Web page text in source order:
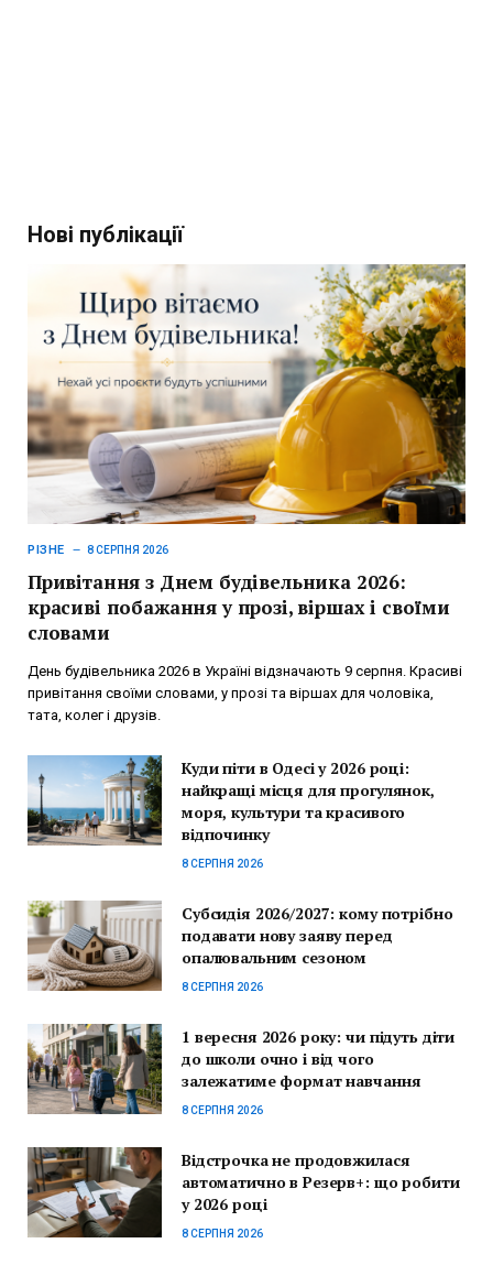
Нові публікації
РІЗНЕ 8 СЕРПНЯ 2026
Привітання з Днем будівельника 2026:
красиві побажання у прозі, віршах і своїми
словами
День будівельника 2026 в Україні відзначають 9 серпня. Красиві
привітання своїми словами, у прозі та віршах для чоловіка,
тата, колег і друзів.
Куди піти в Одесі у 2026 році:
найкращі місця для прогулянок,
моря, культури та красивого
відпочинку
8 СЕРПНЯ 2026
Субсидія 2026/2027: кому потрібно
подавати нову заяву перед
опалювальним сезоном
8 СЕРПНЯ 2026
1 вересня 2026 року: чи підуть діти
до школи очно і від чого
залежатиме формат навчання
8 СЕРПНЯ 2026
Відстрочка не продовжилася
автоматично в Резерв+: що робити
у 2026 році
8 СЕРПНЯ 2026